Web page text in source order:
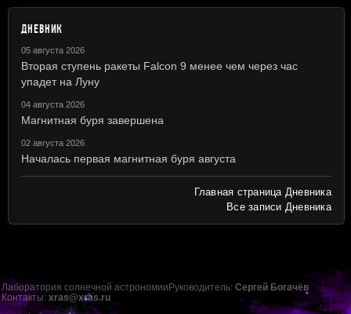
ДНЕВНИК
05 августа 2026
Вторая ступень ракеты Falcon 9 менее чем через час
упадет на Луну
04 августа 2026
Магнитная буря завершена
02 августа 2026
Началась первая магнитная буря августа
Главная страница Дневника
Все записи Дневника
Лаборатория солнечной астрономии Руководитель: Сергей Богачёв
Контакты: xras@xras.ru